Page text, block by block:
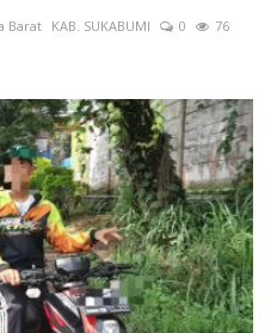
Barat KAB. SUKABUMI 0
76